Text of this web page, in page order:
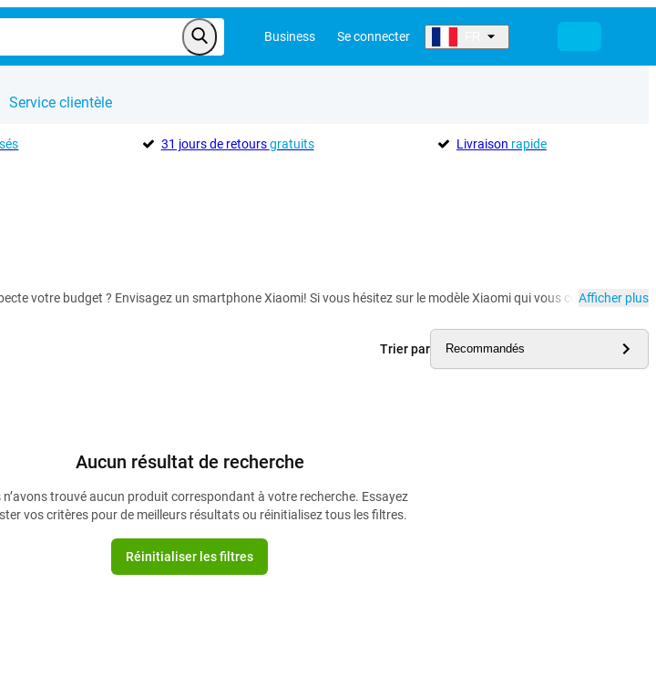
Business Se connecter
Service clientèle
31 jours de retoursgratuits Livraison rapide
votre budget ? Envisagez un smartphone Xiaomi! Si vous hésitez sur le modèle Xiaomi qui vous convient,Afficher plus
Trier par Recommandés
Aucun résultat de recherche
n’avons trouvé aucun produit correspondant à votre recherche. Essayez
vos critères pour de meilleurs résultats ou réinitialisez tous les filtres.
Réinitialiser les filtres